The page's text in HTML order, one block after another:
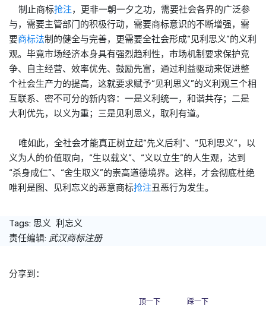
制止商标抢注，更非一朝一夕之功，需要社会各界的广泛参
与，需要主管部门的积极行动，需要商标意识的不断增强，需
要商标法制的健全与完善，更需要全社会形成“见利思义”的义利
观。毕竟市场经济本身具有强烈趋利性，市场机制要求保护竞
争、自主经营、效率优先、鼓励先富，通过利益驱动来促进整
个社会生产力的提高，这就要求赋予“见利思义”的义利观三个相
互联系、密不可分的新内容：一是义利统一，和谐共存；二是
大利优先，以义为重；三是见利思义，取利有道。
唯如此，全社会才能真正树立起“先义后利”、“见利思义”，以
义为人的价值取向，“生以载义”、“义以立生”的人生观，达到
“杀身成仁”、“舍生取义”的崇高道德境界。这样，才会彻底杜绝
唯利是图、见利忘义的恶意商标抢注丑恶行为发生。
Tags: 思义 利忘义
责任编辑: 武汉商标注册
分享到：
顶一下 踩一下